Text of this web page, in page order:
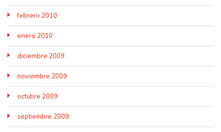
febrero 2010
enero 2010
diciembre 2009
noviembre 2009
octubre 2009
septiembre 2009